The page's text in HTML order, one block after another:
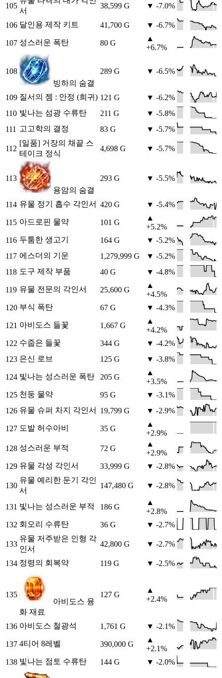
105
서
38,599 G ▼ -7.0%
106 달인용 제작 키트 41,700 G ▼ -6.7%
107 성스러운 폭탄 80 G
▲
+6.7%
108
빙하의 숨결
289 G ▼ -6.5%
109 질서의 젬 : 안정 (희귀) 121 G
▼ -6.2%
110 빛나는 섬광 수류탄 211 G
▼ -5.8%
111
고고학의 결정 83 G ▼ -5.7%
112
[일품] 거장의 채끝 스
테이크 정식
4,698 G ▼ -5.7%
113
용암의 숨결
293 G ▼ -5.5%
114 유물 정기 흡수 각인서 420 G ▼ -5.4%
115 아드로핀 물약 101 G
▲
+5.2%
116 두툼한 생고기 164 G
▼ -5.2%
117 에스더의 기운 1,279,999 G
▼ -5.2%
118 도구 제작 부품 40 G ▼ -4.8%
119 유물 전문의 각인서 25,600 G
▲
+4.5%
120 부식 폭탄 67 G ▼ -4.3%
121 아비도스 들꽃 1,667 G
▲
+4.2%
122 수줍은 들꽃 344 G
▼ -4.2%
123 은신 로브 125 G ▼ -3.8%
124 빛나는 성스러운 폭탄 205 G
▲
+3.5%
125 천둥 물약 95 G
▼ -3.1%
126 유물 슈퍼 차지 각인서 19,799 G ▼ -2.9%
127 도발 허수아비 35 G
▲
+2.9%
128 성스러운 부적 72 G
▲
+2.9%
129 유물 각성 각인서 33,999 G ▼ -2.8%
130
유물 예리한 둔기 각인
서
147,480 G ▼ -2.8%
131 빛나는 성스러운 부적 186 G
▲
+2.8%
132 회오리 수류탄 36 G ▼ -2.7%
133
유물 저주받은 인형 각
인서
42,800 G ▼ -2.7%
134 정령의 회복약 119 G ▼ -2.5%
135
아비도스 융
화 재료
127 G
▲
+2.4%
136 아비도스 철광석 1,761 G ▼ -2.1%
137 4티어 8레벨 390,000 G
▲
+2.1%
138 빛나는 점토 수류탄 144 G ▼ -2.0%